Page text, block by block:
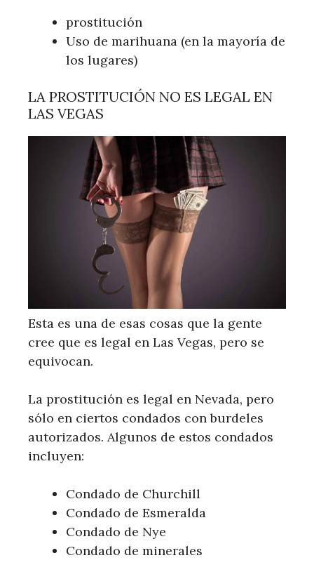
prostitución
Uso de marihuana (en la mayoría de
los lugares)
LA PROSTITUCIÓN NO ES LEGAL EN
LAS VEGAS
Esta es una de esas cosas que la gente
cree que es legal en Las Vegas, pero se
equivocan.
La prostitución es legal en Nevada, pero
sólo en ciertos condados con burdeles
autorizados. Algunos de estos condados
incluyen:
Condado de Churchill
Condado de Esmeralda
Condado de Nye
Condado de minerales